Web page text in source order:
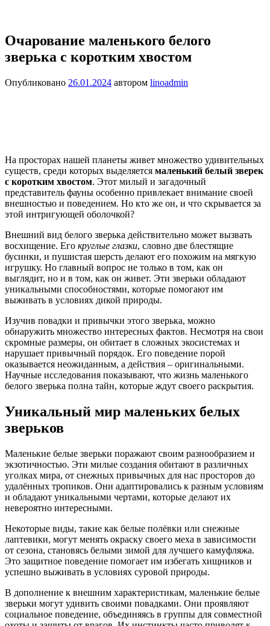
Очарование маленького белого
зверька с коротким хвостом
Опубликовано 26.01.2024 автором linoadmin
На просторах нашей планеты живет множество удивительных
существ, среди которых выделяется маленький белый зверек
с коротким хвостом. Этот милый и загадочный
представитель фауны особенно привлекает внимание своей
внешностью и поведением. Но кто же он, и что скрывается за
этой интригующей оболочкой?
Внешний вид белого зверька действительно может вызвать
восхищение. Его круглые глазки, словно две блестящие
бусинки, и пушистая шерсть делают его похожим на мягкую
игрушку. Но главный вопрос не только в том, как он
выглядит, но и в том, как он живет. Эти зверьки обладают
уникальными способностями, которые помогают им
выживать в условиях дикой природы.
Изучив повадки и привычки этого зверька, можно
обнаружить множество интересных фактов. Несмотря на свои
скромные размеры, он обитает в сложных экосистемах и
нарушает привычный порядок. Его поведение порой
оказывается неожиданным, а действия – оригинальными.
Научные исследования показывают, что жизнь маленького
белого зверька полна тайн, которые ждут своего раскрытия.
Уникальный мир маленьких белых
зверьков
Маленькие белые зверьки поражают своим разнообразием и
экзотичностью. Эти милые создания обитают в различных
уголках мира, от снежных привычных для нас просторов до
удалённых тропиков. Они адаптировались к разным условиям
и обладают уникальными чертами, которые делают их
невероятно интересными.
Некоторые виды, такие как белые полёвки или снежные
лаптевики, могут менять окраску своего меха в зависимости
от сезона, становясь белыми зимой для лучшего камуфляжа.
Это защитное поведение помогает им избегать хищников и
успешно выживать в условиях суровой природы.
В дополнение к внешним характеристикам, маленькие белые
зверьки могут удивить своими повадками. Они проявляют
социальное поведение, объединяясь в группы для совместной